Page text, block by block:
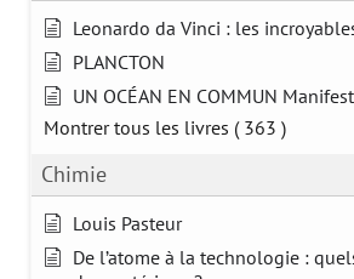
Leonardo da Vinci : les
PLANCTON
UN OCÉAN EN COMMUN
Montrer tous les livres ( 363 )
Chimie
Louis Pasteur
De l’atome à la technologie :